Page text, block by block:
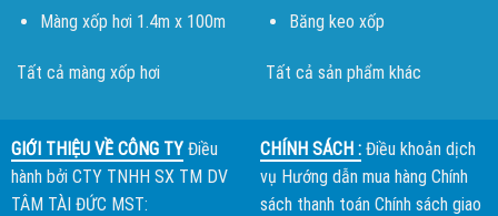
Màng xốp hơi 1.4m x 100m
Tất cả màng xốp hơi
Băng keo xốp
Tất cả sản phẩm khác
GIỚI THIỆU VỀ CÔNG TYĐiều
hành bởi CTY TNHH SX TM DV
TÂM TÀI ĐỨC MST:
CHÍNH SÁCH : Điều khoản dịch
vụ Hướng dẫn mua hàng Chính
sách thanh toán Chính sách giao